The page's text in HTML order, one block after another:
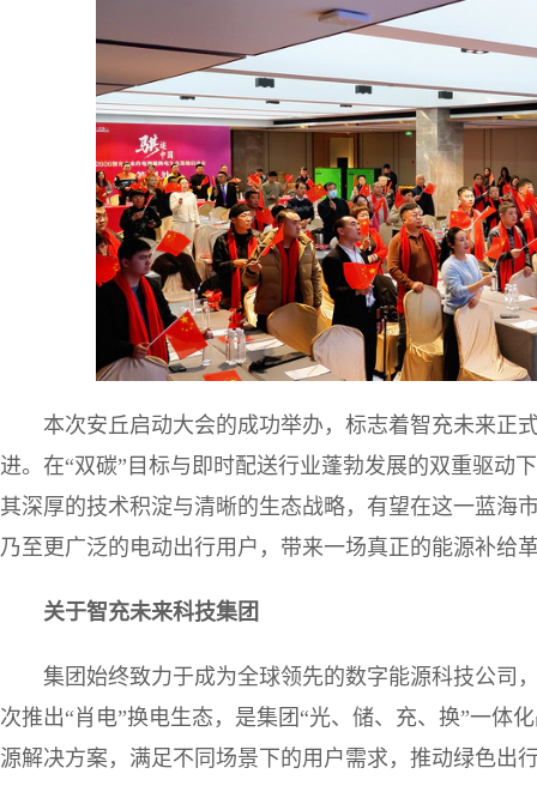
本次安丘启动大会的成功举办，标志着智充未来正
进。在“双碳”目标与即时配送行业蓬勃发展的双重驱动
其深厚的技术积淀与清晰的生态战略，有望在这一蓝海
乃至更广泛的电动出行用户，带来一场真正的能源补给
关于智充未来科技集团
集团始终致力于成为全球领先的数字能源科技公司
次推出“肖电”换电生态，是集团“光、储、充、换”一体
源解决方案，满足不同场景下的用户需求，推动绿色出